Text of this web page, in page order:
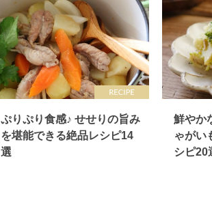
ぷりぷり食感♪ せせりの旨み
を堪能できる絶品レシピ14
選
鮮やか
ゃがい
シピ20